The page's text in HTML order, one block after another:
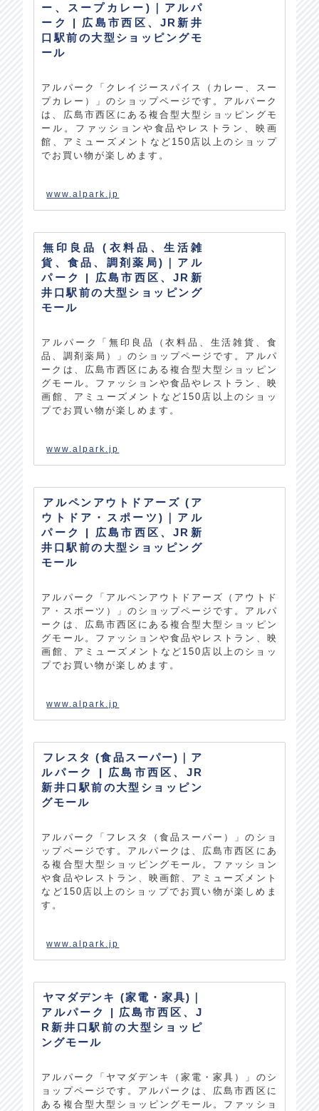
ー、スープカレー)｜アルパ
ーク | 広島市西区、JR新井
口駅前の大型ショッピングモ
ール
アルパーク「クレイジースパイス（カレー、スー
プカレー）」のショップページです。アルパーク
は、広島市西区にある複合型大型ショッピングモ
ール。ファッションや食品やレストラン、映画
館、アミューズメントなど150店以上のショップ
でお買い物が楽しめます。
www.alpark.jp
無印良品 (衣料品、生活雑
貨、食品、調剤薬局)｜アル
パーク | 広島市西区、JR新
井口駅前の大型ショッピング
モール
アルパーク「無印良品（衣料品、生活雑貨、食
品、調剤薬局）」のショップページです。アルパ
ークは、広島市西区にある複合型大型ショッピン
グモール。ファッションや食品やレストラン、映
画館、アミューズメントなど150店以上のショッ
プでお買い物が楽しめます。
www.alpark.jp
アルペンアウトドアーズ (ア
ウトドア・スポーツ)｜アル
パーク | 広島市西区、JR新
井口駅前の大型ショッピング
モール
アルパーク「アルペンアウトドアーズ（アウトド
ア・スポーツ）」のショップページです。アルパ
ークは、広島市西区にある複合型大型ショッピン
グモール。ファッションや食品やレストラン、映
画館、アミューズメントなど150店以上のショッ
プでお買い物が楽しめます。
www.alpark.jp
フレスタ (食品スーパー)｜ア
ルパーク | 広島市西区、JR
新井口駅前の大型ショッピン
グモール
アルパーク「フレスタ（食品スーパー）」のショ
ップページです。アルパークは、広島市西区にあ
る複合型大型ショッピングモール。ファッション
や食品やレストラン、映画館、アミューズメント
など150店以上のショップでお買い物が楽しめま
す。
www.alpark.jp
ヤマダデンキ (家電・家具)｜
アルパーク | 広島市西区、J
R新井口駅前の大型ショッピ
ングモール
アルパーク「ヤマダデンキ（家電・家具）」のシ
ョップページです。アルパークは、広島市西区に
ある複合型大型ショッピングモール。ファッショ